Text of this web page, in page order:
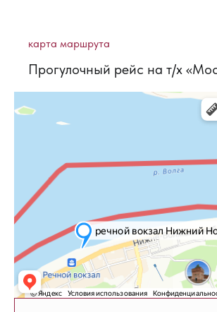
карта маршрута
Прогулочный рейс на т/х